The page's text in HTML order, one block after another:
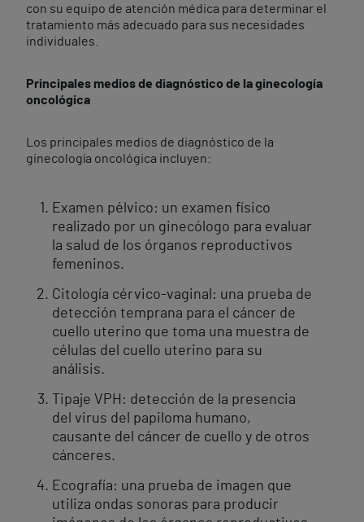
con su equipo de atención médica para determinar el
tratamiento más adecuado para sus necesidades
individuales.
Principales medios de diagnóstico de la ginecología
oncológica
Los principales medios de diagnóstico de la
ginecología oncológica incluyen:
Examen pélvico: un examen físico
realizado por un ginecólogo para evaluar
la salud de los órganos reproductivos
femeninos.
Citología cérvico-vaginal: una prueba de
detección temprana para el cáncer de
cuello uterino que toma una muestra de
células del cuello uterino para su
análisis.
Tipaje VPH: detección de la presencia
del virus del papiloma humano,
causante del cáncer de cuello y de otros
cánceres.
Ecografía: una prueba de imagen que
utiliza ondas sonoras para producir